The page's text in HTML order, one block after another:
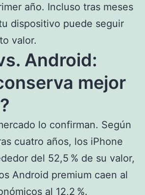
año. Incluso tras meses
dispositivo puede seguir
valor.
Android:
mejor
lo confirman. Según
cuatro años, los iPhone
del 52,5 % de su valor,
Android premium caen al
al 12,2 %.